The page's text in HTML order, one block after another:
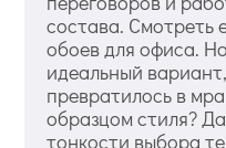
состава. Смотреть
обоев для офиса.
идеальный
превратилось в
образцом стиля?
тонкости выбора